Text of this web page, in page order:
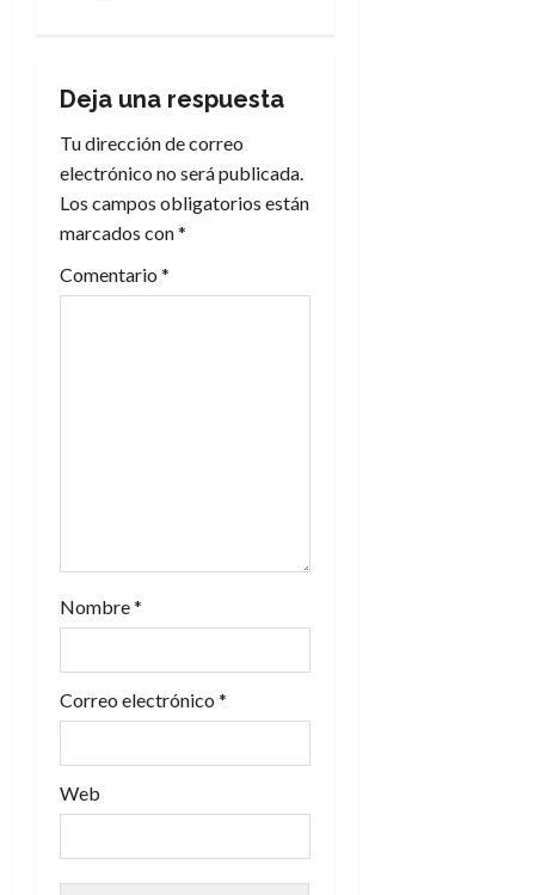
c
i
ó
n
r
a
d
a
s
Deja una respuesta
Tu dirección de correo
electrónico no será publicada.
Los campos obligatorios están
marcados con*
Comentario *
Nombre*
Correo electrónico *
Web